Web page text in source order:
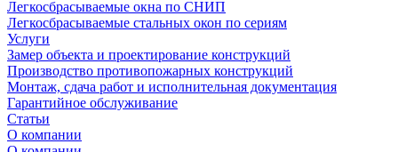
Легкосбрасываемые окна по СНИП
Легкосбрасываемые стальных окон по сериям
Услуги
Замер объекта и проектирование конструкций
Производство противопожарных конструкций
Монтаж, сдача работ и исполнительная документация
Гарантийное обслуживание
Статьи
О компании